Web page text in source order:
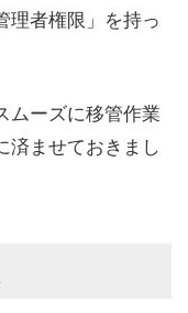
理者権限」を持っ
ムーズに移管作業
済ませておきまし